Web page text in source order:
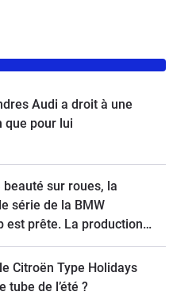
Audi a droit à une
que pour lui
sur roues, la
série de la BMW
est prête. La production
de chasse sera limitée à
Citroën Type Holidays
tube de l’été ?